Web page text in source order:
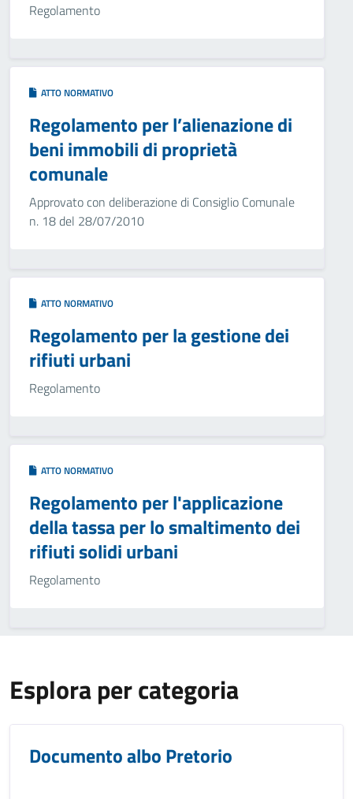
Regolamento
ATTO NORMATIVO
Regolamento per l’alienazione di
beni immobili di proprietà
comunale
Approvato con deliberazione di Consiglio Comunale
n. 18 del 28/07/2010
ATTO NORMATIVO
Regolamento per la gestione dei
rifiuti urbani
Regolamento
ATTO NORMATIVO
Regolamento per l'applicazione
della tassa per lo smaltimento dei
rifiuti solidi urbani
Regolamento
Esplora per categoria
Documento albo Pretorio